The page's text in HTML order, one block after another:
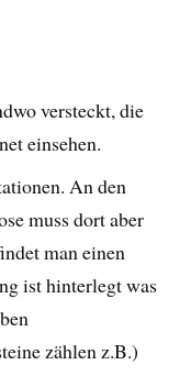
versteckt, die
einsehen.
An den
muss dort aber
man einen
ist hinterlegt was
zählen z.B.)